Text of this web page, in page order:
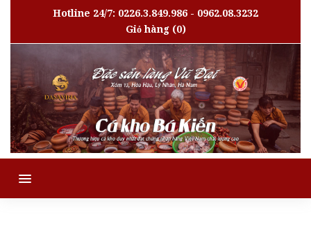
Hotline 24/7: 0226.3.849.986 - 0962.08.3232
Giỏ hàng(0)
MENU